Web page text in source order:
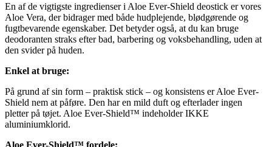
En af de vigtigste ingredienser i Aloe Ever-Shield deostick er vores
Aloe Vera, der bidrager med både hudplejende, blødgørende og
fugtbevarende egenskaber. Det betyder også, at du kan bruge
deodoranten straks efter bad, barbering og voksbehandling, uden at
den svider på huden.
Enkel at bruge:
På grund af sin form – praktisk stick – og konsistens er Aloe Ever-
Shield nem at påføre. Den har en mild duft og efterlader ingen
pletter på tøjet. Aloe Ever-Shield™ indeholder IKKE
aluminiumklorid.
Aloe Ever-Shield™ fordele: